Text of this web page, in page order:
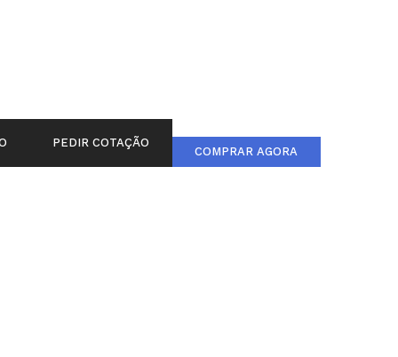
PEDIR COTAÇÃO
COMPRAR AGORA